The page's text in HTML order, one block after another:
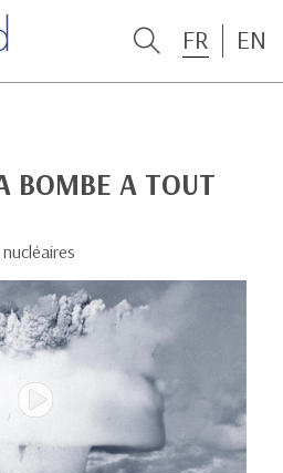
FR EN
BOMBE A TOUT